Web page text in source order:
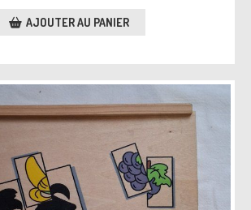
AJOUTER AU PANIER